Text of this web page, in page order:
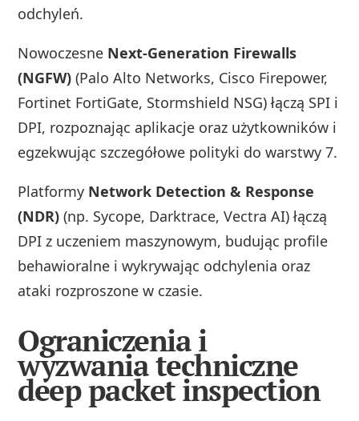
odchyleń.
Nowoczesne Next-Generation Firewalls
(NGFW) (Palo Alto Networks, Cisco Firepower,
Fortinet FortiGate, Stormshield NSG) łączą SPI i
DPI, rozpoznając aplikacje oraz użytkowników i
egzekwując szczegółowe polityki do warstwy 7.
Platformy Network Detection & Response
(NDR) (np. Sycope, Darktrace, Vectra AI) łączą
DPI z uczeniem maszynowym, budując profile
behawioralne i wykrywając odchylenia oraz
ataki rozproszone w czasie.
Ograniczenia i
wyzwania techniczne
deep packet inspection